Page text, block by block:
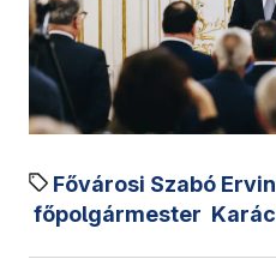
Fővárosi Szabó
főpolgármester